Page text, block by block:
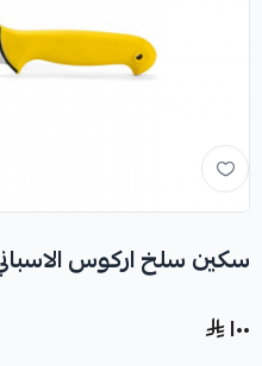
سكين سلخ اركوس الاسباني مقاس 16
١٠٠